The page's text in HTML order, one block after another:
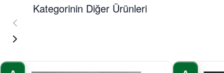
Kategorinin Diğer Ürünleri